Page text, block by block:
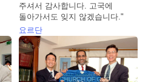
주셔서 감사합니다. 고국에
돌아가서도 잊지 않겠습니다."
요르단